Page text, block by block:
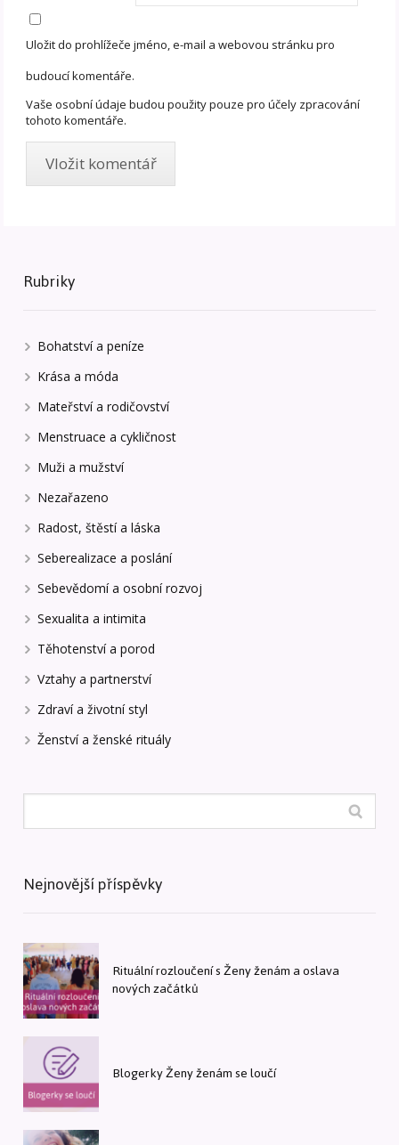
Uložit do prohlížeče jméno, e-mail a webovou stránku pro
budoucí komentáře.
Vaše osobní údaje budou použity pouze pro účely zpracování
tohoto komentáře.
Rubriky
Bohatství a peníze
Krása a móda
Mateřství a rodičovství
Menstruace a cykličnost
Muži a mužství
Nezařazeno
Radost, štěstí a láska
Seberealizace a poslání
Sebevědomí a osobní rozvoj
Sexualita a intimita
Těhotenství a porod
Vztahy a partnerství
Zdraví a životní styl
Ženství a ženské rituály
Nejnovější příspěvky
Rituální rozloučení s Ženy ženám a oslava
nových začátků
Blogerky Ženy ženám se loučí